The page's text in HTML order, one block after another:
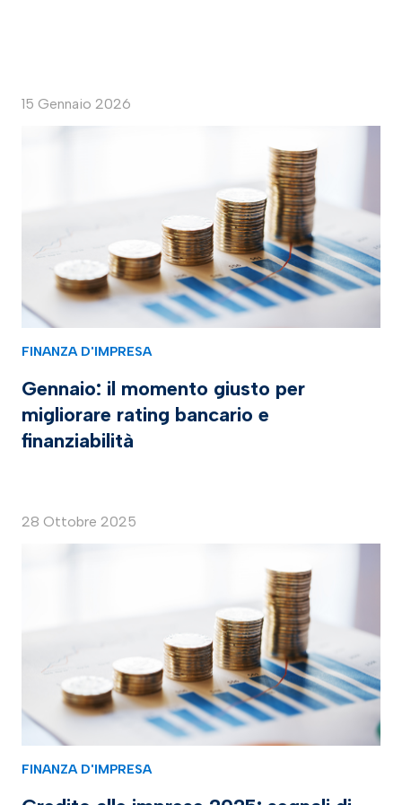
15 Gennaio 2026
FINANZA D'IMPRESA
Gennaio: il momento giusto per
migliorare rating bancario e
finanziabilità
28 Ottobre 2025
FINANZA D'IMPRESA